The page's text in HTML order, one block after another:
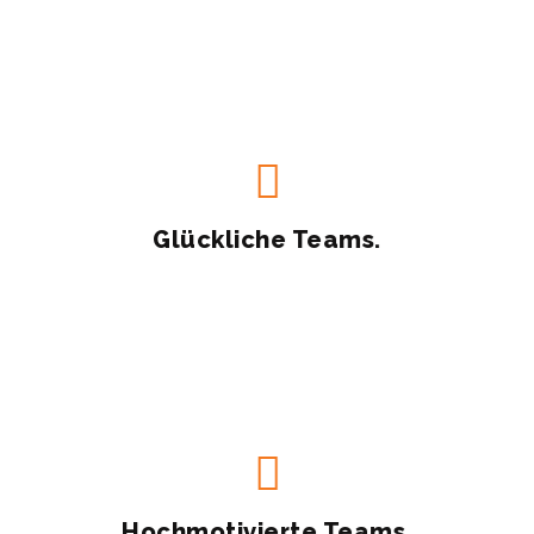
Glückliche Teams.
Lockerheit öffnet Raum für Humor, Gelassenheit und
Lockerheit schafft Bewegungsfreiheit. Wofür bewegt